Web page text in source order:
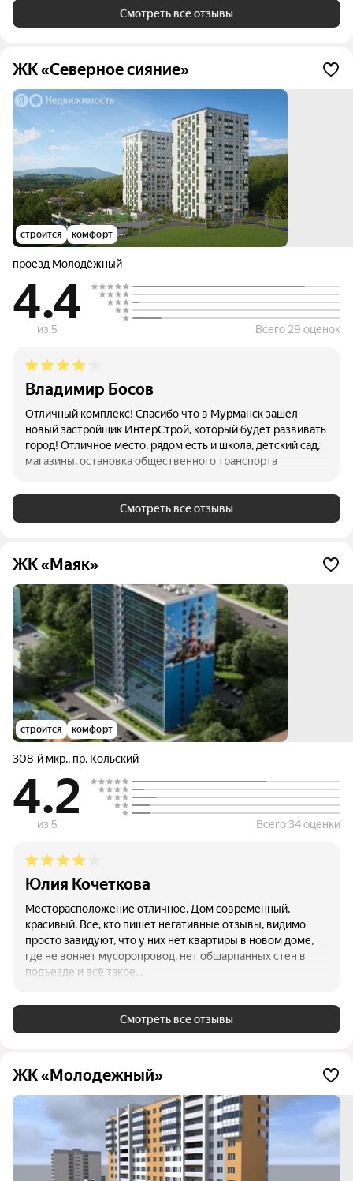
Смотреть все отзывы
ЖК «Северное сияние»
строится комфорт
проезд Молодёжный
4.4
из 5 Всего 29 оценок
Владимир Босов
Отличный комплекс! Спасибо что в Мурманск зашел
новый застройщик ИнтерСтрой, который будет развивать
город! Отличное место, рядом есть и школа, детский сад,
магазины, остановка общественного транспорта
Смотреть все отзывы
ЖК «Маяк»
строится комфорт
308-й мкр., пр. Кольский
4.2
из 5 Всего 34 оценки
Юлия Кочеткова
Месторасположение отличное. Дом современный,
красивый. Все, кто пишет негативные отзывы, видимо
просто завидуют, что у них нет квартиры в новом доме,
где не воняет мусоропровод, нет обшарпанных стен в
подъезде и всё такое…
Смотреть все отзывы
ЖК «Молодежный»